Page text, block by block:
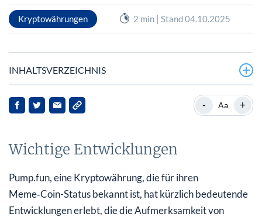
Kryptowährungen 2 min | Stand 04.10.2025
INHALTSVERZEICHNIS
Wichtige Entwicklungen
Marktreaktionen und Implikationen
- Aa +
Wichtige Entwicklungen
Pump.fun, eine Kryptowährung, die für ihren
Meme‑Coin-Status bekannt ist, hat kürzlich bedeutende
Entwicklungen erlebt, die die Aufmerksamkeit von